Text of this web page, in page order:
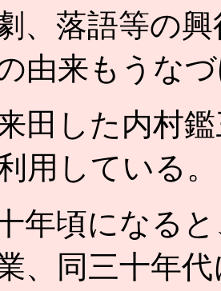
、落語等の
由来もうな
田した内村
用している。
年頃になると
、同三十年